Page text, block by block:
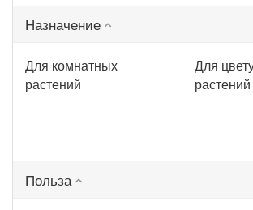
Назначение
Для комнатных
растений
Для
растений
Польза